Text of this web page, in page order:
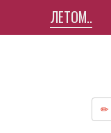
ЛЕТОМ..